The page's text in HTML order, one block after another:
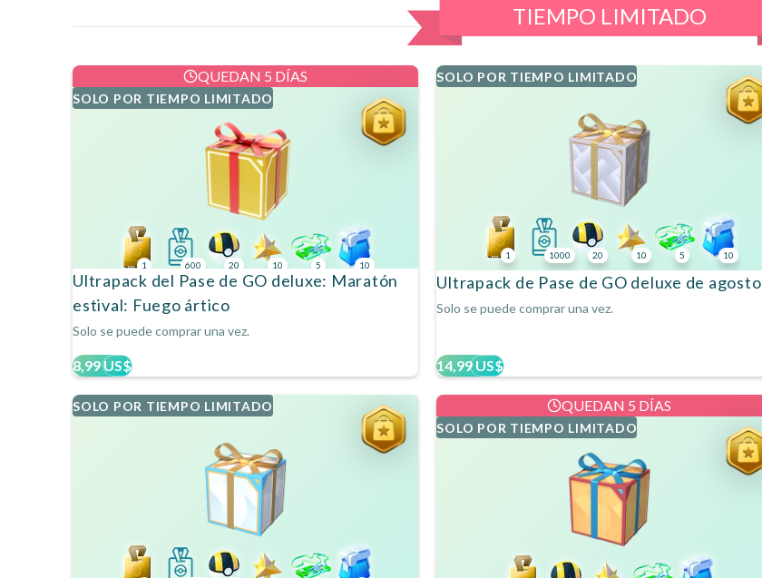
TIEMPO LIMITADO
QUEDAN 5 DÍAS
SOLO POR TIEMPO LIMITADO
1 600 20 10 5 10
Ultrapack del Pase de GO deluxe: Maratón
estival: Fuego ártico
Solo se puede comprar una vez.
8,99 US$
SOLO POR TIEMPO LIMITADO
1 1000 20 10 5 10
Ultrapack de Pase de GO deluxe de agosto
Solo se puede comprar una vez.
14,99 US$
SOLO POR TIEMPO LIMITADO QUEDAN 5 DÍAS
SOLO POR TIEMPO LIMITADO